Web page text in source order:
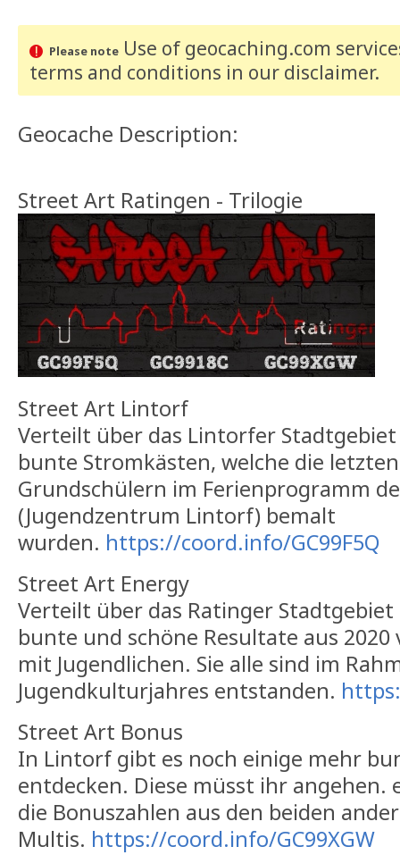
Please noteUse of geocaching.com
terms and conditions in our disclaimer.
Geocache Description:
Street Art Ratingen - Trilogie
Street Art Lintorf
Verteilt über das Lintorfer
bunte Stromkästen, welche die
Grundschülern im Ferienprogramm
(Jugendzentrum Lintorf) bemalt
wurden. https://coord.info/GC99F5Q
Street Art Energy
Verteilt über das Ratinger
bunte und schöne Resultate aus
mit Jugendlichen. Sie alle sind im
Jugendkulturjahres entstanden.
Street Art Bonus
In Lintorf gibt es noch einige mehr
entdecken. Diese müsst ihr
die Bonuszahlen aus den beiden
Multis. https://coord.info/GC99XGW